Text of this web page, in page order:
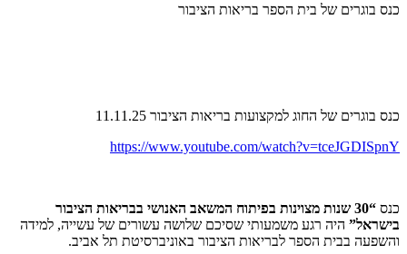
כנס בוגרים של בית הספר בריאות הציבור
כנס בוגרים של החוג למקצועות בריאות הציבור 11.11.25
https://www.youtube.com/watch?v=tceJGDISpnY
כנס “30
שנות מצוינות בפיתוח המשאב האנושי בבריאות הציבור
בישראל” היה רגע משמעותי שסיכם שלושה עשורים של עשייה, למידה
והשפעה בבית הספר לבריאות הציבור באוניברסיטת תל אביב.